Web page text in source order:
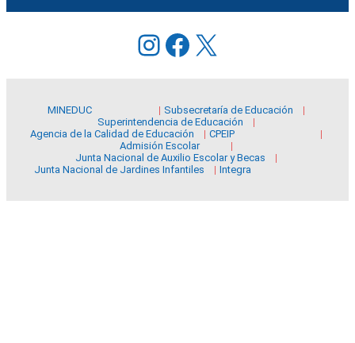
Instagram
Facebook
X
MINEDUC
Subsecretaría de Educación
Superintendencia de Educación
Agencia de la Calidad de Educación
CPEIP
Admisión Escolar
Junta Nacional de Auxilio Escolar y Becas
Junta Nacional de Jardines Infantiles
Integra